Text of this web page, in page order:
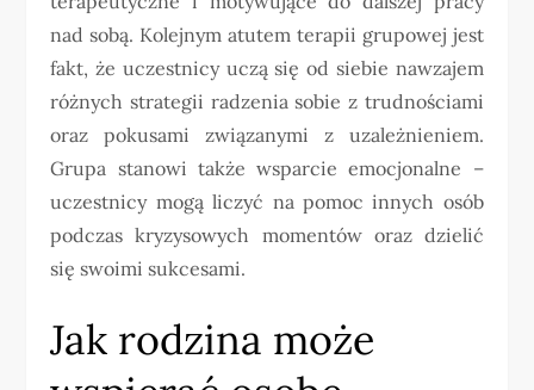
nad sobą. Kolejnym atutem terapii grupowej jest
fakt, że uczestnicy uczą się od siebie nawzajem
różnych strategii radzenia sobie z trudnościami
oraz pokusami związanymi z uzależnieniem.
Grupa stanowi także wsparcie emocjonalne –
uczestnicy mogą liczyć na pomoc innych osób
podczas kryzysowych momentów oraz dzielić
się swoimi sukcesami.
Jak rodzina może